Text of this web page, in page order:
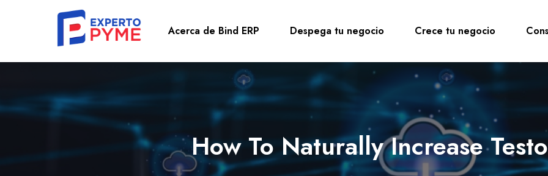
Acerca de Bind ERP Despega tu negocio Crece tu negocio
How To Naturally Increase